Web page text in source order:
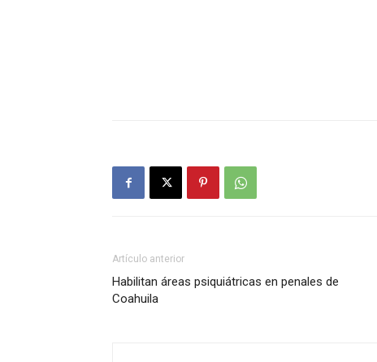
Artículo anterior
Habilitan áreas psiquiátricas en penales de
Coahuila